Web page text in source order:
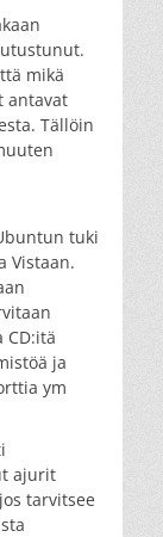
mikä
antavat
Tällöin
tuki
Vistaan.
CD:itä
ja
ym
ajurit
tarvitsee